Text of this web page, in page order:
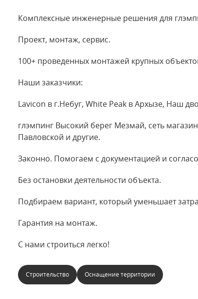
Комплексные инженерные решения для
Проект, монтаж, сервис.
100+ проведенных монтажей крупных
Наши заказчики:
Lavicon в г.Небуг, White Peak в Архызе, Наш
глэмпинг Высокий берег Мезмай, сеть
Павловской и другие.
Законно. Помогаем с документацией и
Без остановки деятельности объекта.
Подбираем вариант, который уменьшает
Гарантия на монтаж.
С нами строиться легко!
Строительство Оснащение территории